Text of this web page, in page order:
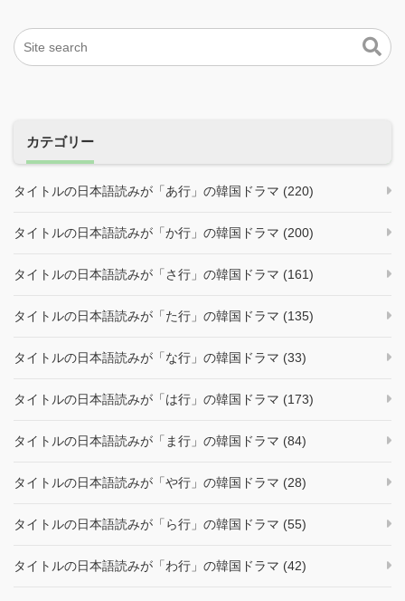
カテゴリー
タイトルの日本語読みが「あ行」の韓国ドラマ (220)
タイトルの日本語読みが「か行」の韓国ドラマ (200)
タイトルの日本語読みが「さ行」の韓国ドラマ (161)
タイトルの日本語読みが「た行」の韓国ドラマ (135)
タイトルの日本語読みが「な行」の韓国ドラマ (33)
タイトルの日本語読みが「は行」の韓国ドラマ (173)
タイトルの日本語読みが「ま行」の韓国ドラマ (84)
タイトルの日本語読みが「や行」の韓国ドラマ (28)
タイトルの日本語読みが「ら行」の韓国ドラマ (55)
タイトルの日本語読みが「わ行」の韓国ドラマ (42)